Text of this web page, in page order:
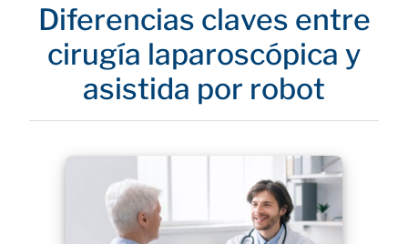
Diferencias claves entre
cirugía laparoscópica y
asistida por robot